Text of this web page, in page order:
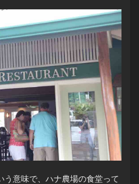
う意味で、ハナ農場の食堂って